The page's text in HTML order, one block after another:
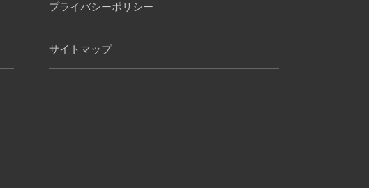
プライバシーポリシー
サイトマップ